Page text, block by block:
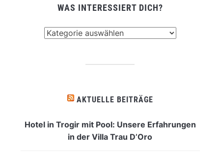
WAS INTERESSIERT DICH?
AKTUELLE BEITRÄGE
Hotel in Trogir mit Pool: Unsere Erfahrungen
in der Villa Trau D’Oro